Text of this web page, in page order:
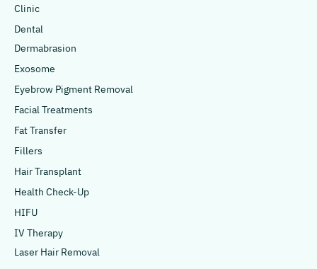
Clinic
Dental
Dermabrasion
Exosome
Eyebrow Pigment Removal
Facial Treatments
Fat Transfer
Fillers
Hair Transplant
Health Check-Up
HIFU
IV Therapy
Laser Hair Removal